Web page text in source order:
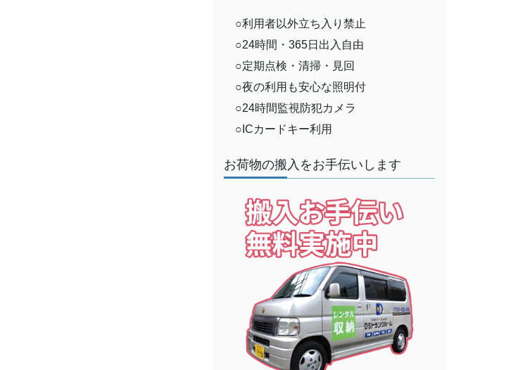
○利用者以外立ち入り禁止
○24時間・365日出入自由
○定期点検・清掃・見回
○夜の利用も安心な照明付
○24時間監視防犯カメラ
○ICカードキー利用
お荷物の搬入をお手伝いします